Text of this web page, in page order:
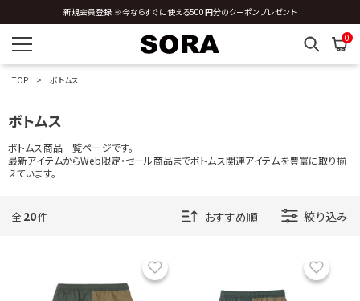
新規会員登録 ※今ならすぐに使える500円分のクーポンプレゼント
0
TOP ボトムス
ボトムス
ボトムス商品一覧ページです。
最新アイテムからWeb限定・セール商品までボトムス関連アイテムを豊富に取り揃
えています。
全 20件 絞り込み
お気に入り